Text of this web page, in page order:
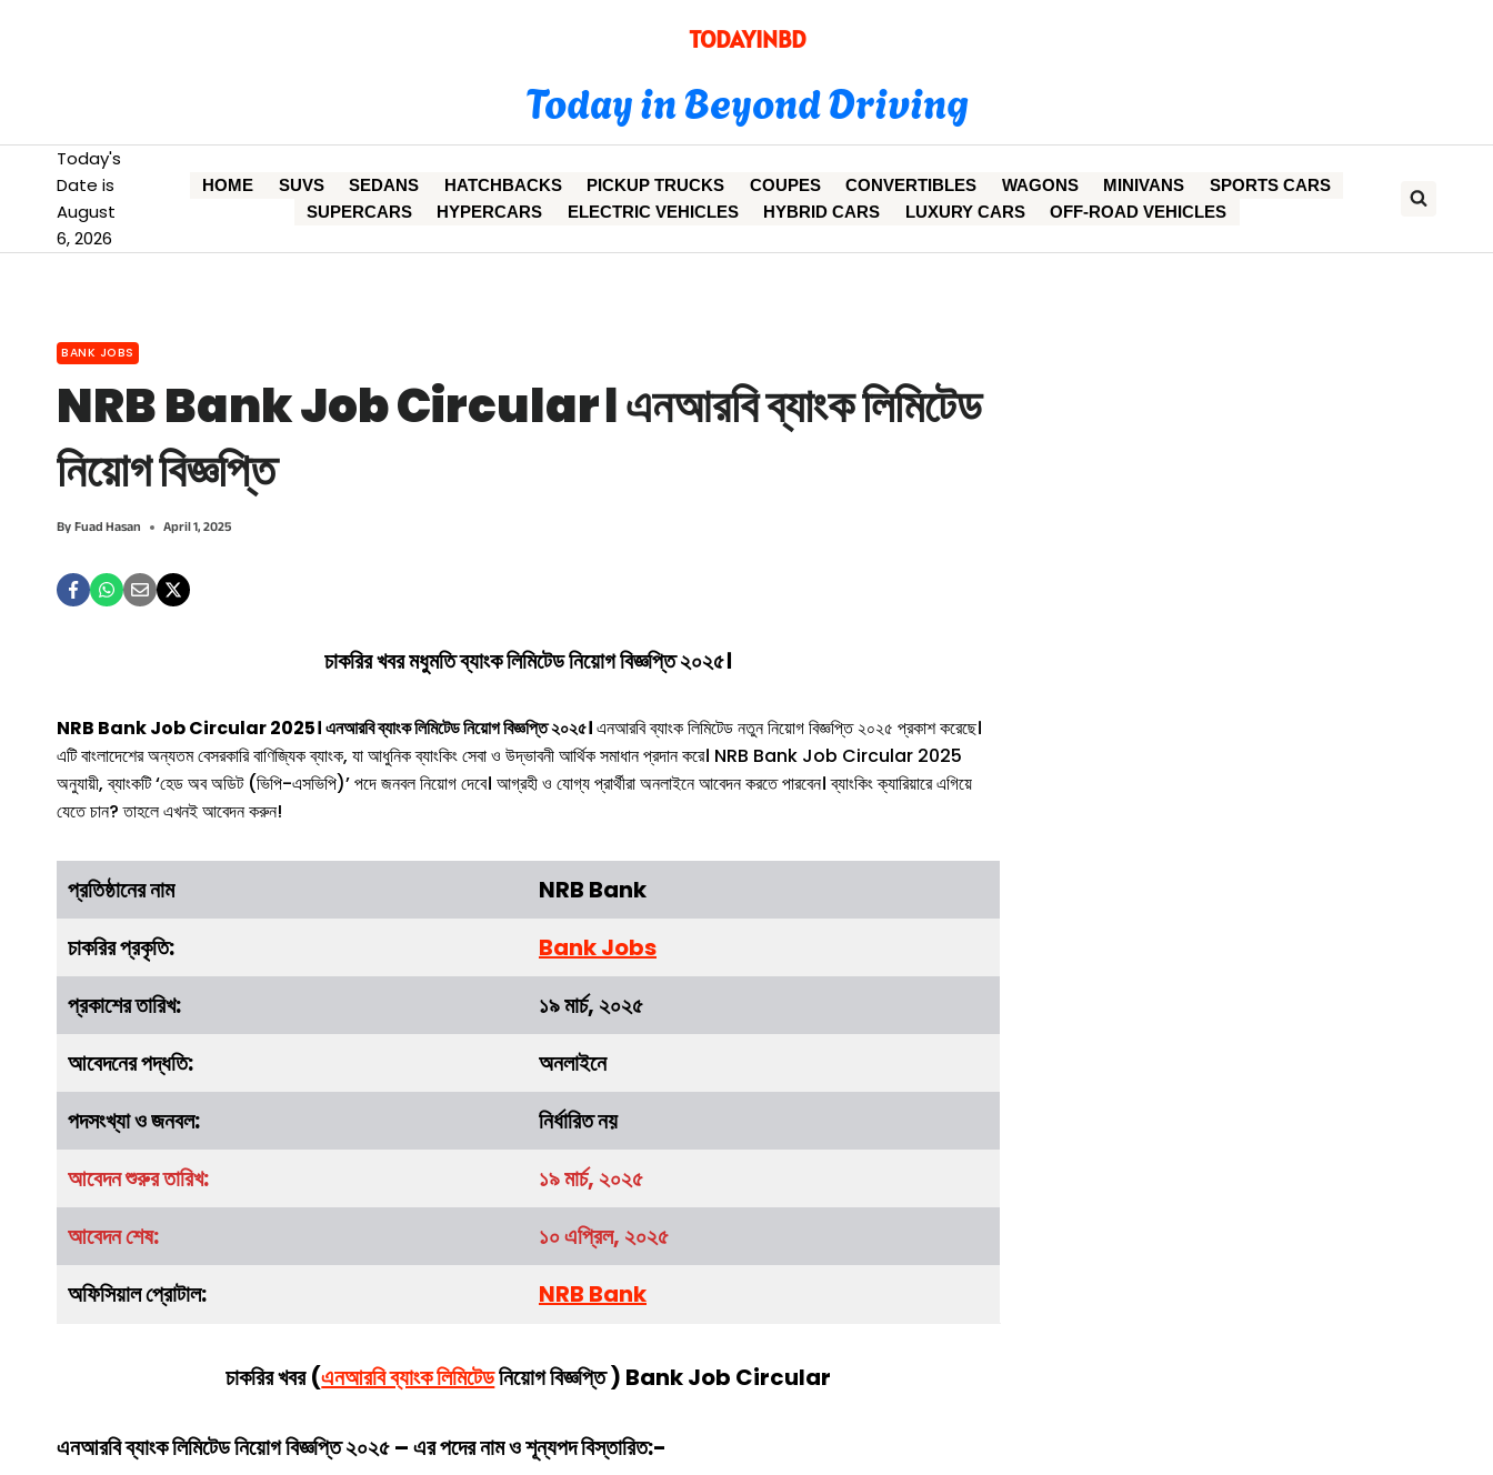
TODAYINBD
Today in Beyond Driving
Today's
Date is
August
6, 2026
HOME SUVS SEDANS HATCHBACKS PICKUP TRUCKS COUPES CONVERTIBLES WAGONS MINIVANS
SPORTS CARS
SUPERCARS
HYPERCARS ELECTRIC VEHICLES HYBRID CARS LUXURY CARS OFF-ROAD VEHICLES
BANK JOBS
NRB Bank Job Circular। এনআরবি ব্যাংক লিমিটেড
নিয়োগ বিজ্ঞপ্তি
ByFuad Hasan April 1, 2025
চাকরির খবর মধুমতি ব্যাংক লিমিটেড নিয়োগ বিজ্ঞপ্তি ২০২৫।
NRB Bank Job Circular 2025। এনআরবি ব্যাংক লিমিটেড নিয়োগ বিজ্ঞপ্তি ২০২৫।এনআরবি ব্যাংক লিমিটেড নতুন নিয়োগ বিজ্ঞপ্তি ২০২৫ প্রকাশ করেছে।
এটি বাংলাদেশের অন্যতম বেসরকারি বাণিজ্যিক ব্যাংক, যা আধুনিক ব্যাংকিং সেবা ও উদ্ভাবনী আর্থিক সমাধান প্রদান করে। NRB Bank Job Circular 2025
অনুযায়ী, ব্যাংকটি ‘হেড অব অডিট (ভিপি-এসভিপি)’ পদে জনবল নিয়োগ দেবে। আগ্রহী ও যোগ্য প্রার্থীরা অনলাইনে আবেদন করতে পারবেন। ব্যাংকিং ক্যারিয়ারে এগিয়ে
যেতে চান? তাহলে এখনই আবেদন করুন!
প্রতিষ্ঠানের নাম
NRB Bank
চাকরিরপ্রকৃতি:
Bank Jobs
প্রকাশের তারিখ:
১৯ মার্চ, ২০২৫
আবেদনের পদ্ধতি:
অনলাইনে
পদসংখ্যা ও জনবল:
নির্ধারিত নয়
আবেদন শুরুর তারিখ:
১৯মার্চ, ২০২৫
আবেদন শেষ:
১০ এপ্রিল, ২০২৫
অফিসিয়াল প্রোটাল:
NRB Bank
চাকরির খবর (এনআরবি ব্যাংক লিমিটেডনিয়োগ বিজ্ঞপ্তি ) Bank Job Circular
এনআরবি ব্যাংক লিমিটেডনিয়োগ বিজ্ঞপ্তি ২০২৫ – এর পদের নাম ও শূন্যপদ বিস্তারিত:-